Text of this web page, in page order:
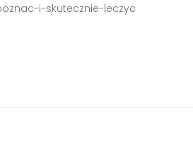
i-skutecznie-leczyc